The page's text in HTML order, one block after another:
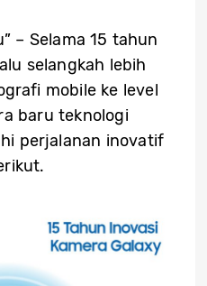
– Selama 15 tahun
selangkah lebih
mobile ke level
baru teknologi
perjalanan inovatif